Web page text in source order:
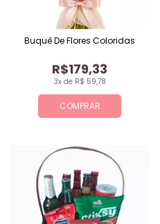
COMPRAR
3x de R$ 59,78
R$179,33
Buquê De Flores Coloridas